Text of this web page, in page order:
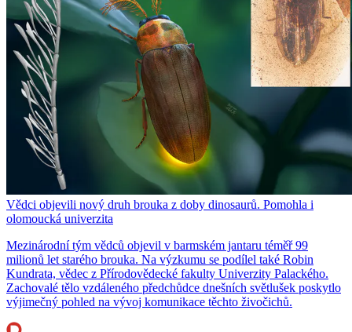
Vědci objevili nový druh brouka z doby dinosaurů. Pomohla i
olomoucká univerzita
Mezinárodní tým vědců objevil v barmském jantaru téměř 99
milionů let starého brouka. Na výzkumu se podílel také Robin
Kundrata, vědec z Přírodovědecké fakulty Univerzity Palackého.
Zachovalé tělo vzdáleného předchůdce dnešních světlušek poskytlo
výjimečný pohled na vývoj komunikace těchto živočichů.